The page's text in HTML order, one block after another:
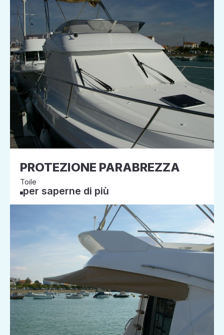
PROTEZIONE PARABREZZA
Toile
per saperne di più